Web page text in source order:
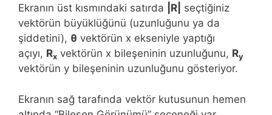
Ekranın üst kısmındaki satırda
|R| seçtiğiniz
vektörün büyüklüğünü (uzunluğunu ya da
şiddetini), θ vektörün x ekseniyle yaptığı
açıyı, Rx vektörün x bileşeninin uzunluğunu, Ry
vektörün y bileşeninin uzunluğunu gösteriyor.
Ekranın sağ tarafında vektör kutusunun hemen